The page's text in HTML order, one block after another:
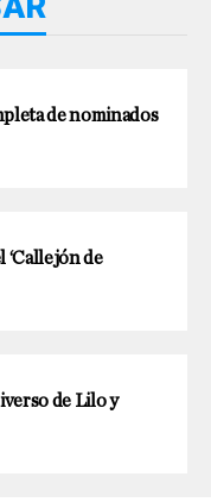
de nominados
‘Callejón de
de Lilo y